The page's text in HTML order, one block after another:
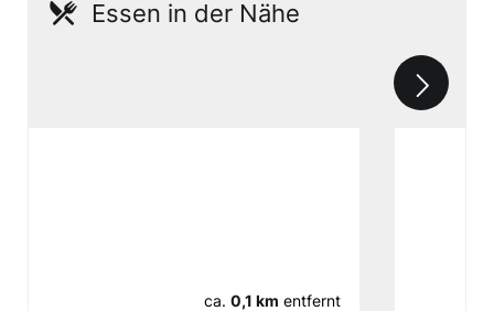
Essen in der Nähe
ca. 0,1 km entfernt